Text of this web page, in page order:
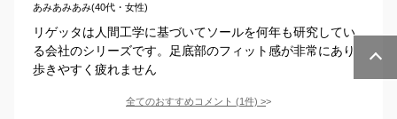
あみあみあみ(40代・女性)
リゲッタは人間工学に基づいてソールを何年も研究してい
る会社のシリーズです。足底部のフィット感が非常にあり
歩きやすく疲れません
全てのおすすめコメント (1件) >